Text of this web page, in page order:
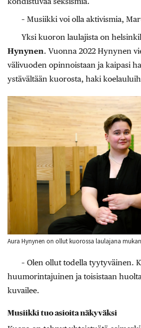
– Musiikki voi olla aktivismia,
Yksi kuoron laulajista on
Hynynen. Vuonna 2022 Hynynen
välivuoden opinnoistaan ja kaipasi
ystävältään kuorosta, haki
Aura Hynynen on ollut kuorossa laulajana
– Olen ollut todella tyytyväinen.
huumorintajuinen ja toisistaan
kuvailee.
Musiikki tuo asioita näkyväksi